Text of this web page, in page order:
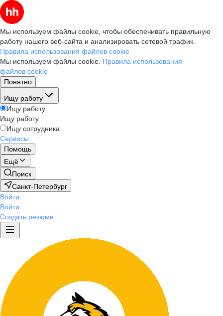
Мы используем файлы cookie, чтобы обеспечивать правильную
работу нашего веб-сайта и анализировать сетевой трафик.
Правила использования файлов cookie
Мы используем файлы cookie. Правила использования
файлов cookie
Понятно
Ищу работу
Ищу работу
Ищу работу
Ищу сотрудника
Сервисы
Помощь
Ещё
Поиск
Санкт-Петербург
Войти
Войти
Создать резюме